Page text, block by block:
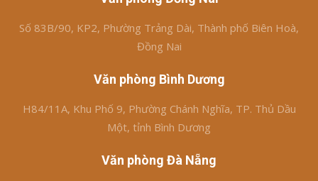
Số 83B/90, KP2, Phường Trảng Dài, Thành phố Biên Hoà,
Đồng Nai
Văn phòng Bình Dương
H84/11A, Khu Phố 9, Phường Chánh Nghĩa, TP. Thủ Dầu
Một, tỉnh Bình Dương
Văn phòng Đà Nẵng